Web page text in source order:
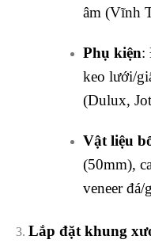
âm (Vĩnh
Phụ kiện:
keo lưới/
(Dulux,
Vật liệu
(50mm),
veneer đá/
Lắp đặt khung